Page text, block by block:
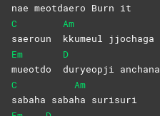
nae meotdaero Burn it
C
saeroun
Am
kkumeul
jjochaga
Em
mueotdo
D
duryeopji anchana
C
sabaha saba
Am
ha surisuri